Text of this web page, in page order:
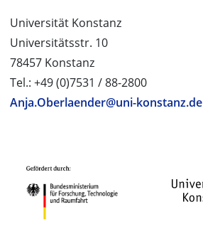
Universität Konstanz
Universitätsstr. 10
78457 Konstanz
Tel.: +49 (0)7531 / 88-2800
Anja.Oberlaender@uni-konstanz.de